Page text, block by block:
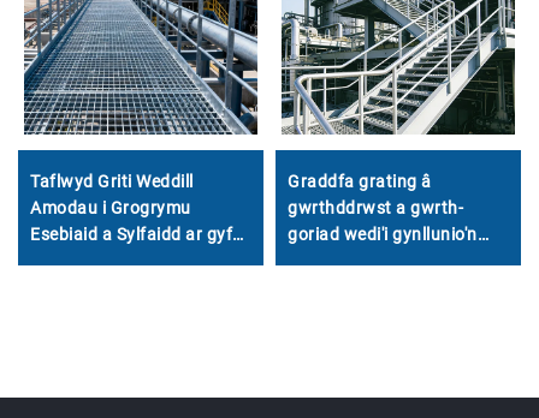
Taflwyd Griti Weddill
Amodau i Grogrymu
Esebiaid a Sylfaidd ar gyfer
Graddfa grating â
gwrthddrwst a gwrth-
goriad wedi'i gynllunio'n